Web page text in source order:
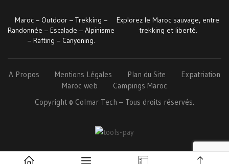
Maroc – Outdoor – Trekking –
Randonnée – Escalade – Alpinisme
– Rafting – Canyoning.
Explorez le Maroc sauvage, entre
trekking et liberté.
A Propos Mentions Légales Plan du Site
Expatriation
Maroc web
Campings Maroc
Copyright © Colmar Tech – Tous droits réservés.